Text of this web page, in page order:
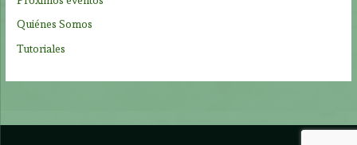
Quiénes Somos
Tutoriales